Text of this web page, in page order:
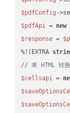
$pdfConfig -
$pdfApi = new
$response =
%!(EXTRA
// 将 HTML 转
$cellsapi =